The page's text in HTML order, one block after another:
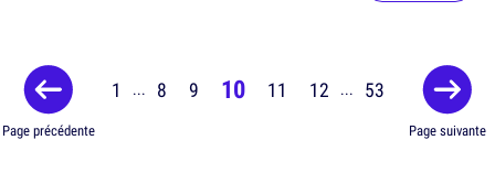
Page précédente
1 ... 8 9 10 11 12 ... 53
Page suivante